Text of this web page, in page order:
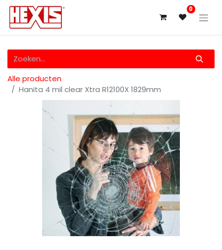
0
Alle producten
Hanita 4 mil clear Xtra R12100X 1829mm